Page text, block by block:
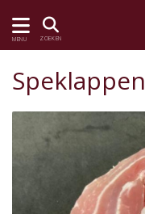
MENU ZOEKEN
Speklappen